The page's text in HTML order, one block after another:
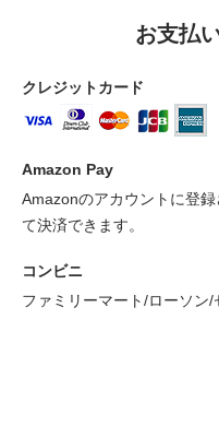
お支払
クレジットカード
Amazon Pay
Amazonのアカウントに登
て決済できます。
コンビニ
ファミリーマート/ローソン